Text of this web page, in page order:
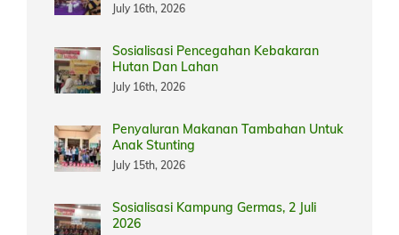
July 16th, 2026
Sosialisasi Pencegahan Kebakaran
Hutan Dan Lahan
July 16th, 2026
Penyaluran Makanan Tambahan Untuk
Anak Stunting
July 15th, 2026
Sosialisasi Kampung Germas, 2 Juli
2026